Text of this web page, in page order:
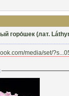
горо́шек (лат.
media/set/